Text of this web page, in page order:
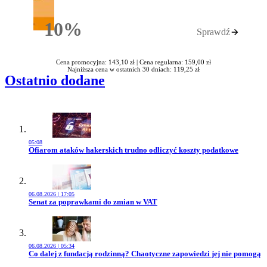
10%Rabatu Sprawdź
Cena promocyjna: 143,10 zł | Cena regularna: 159,00 zł
Najniższa cena w ostatnich 30 dniach: 119,25 zł
Ostatnio dodane
05:08
Przejdź do artykułu:
Ofiarom ataków hakerskich trudno odliczyć koszty podatkowe
06.08.2026 | 17:05
Przejdź do artykułu:
Senat za poprawkami do zmian w VAT
06.08.2026 | 05:34
Przejdź do artykułu:
Co dalej z fundacją rodzinną? Chaotyczne zapowiedzi jej nie pomogą